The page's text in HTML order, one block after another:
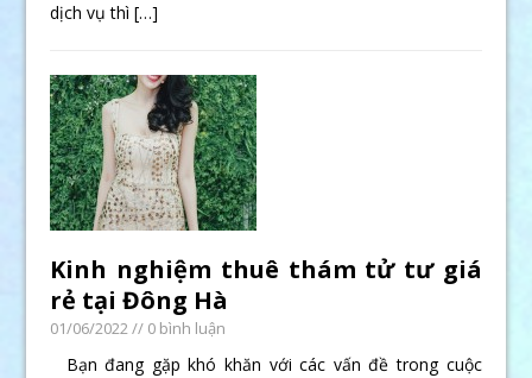
dịch vụ thì[…]
Kinh nghiệm thuê thám tử tư giá
rẻ tại Đông Hà
01/06/2022// 0 bình luận
Bạn đang gặp khó khăn với các vấn đề trong cuộc